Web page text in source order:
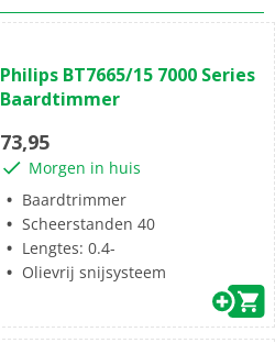
van
de
sterren.
33
beoordelingen
Philips BT7665/15 7000 Series
Baardtimmer
73,95
Morgen in huis
Baardtrimmer
Scheerstanden 40
Lengtes: 0.4-
Olievrij snijsysteem